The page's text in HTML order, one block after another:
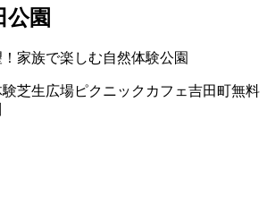
公園
家族で楽しむ自然体験公園
芝生広場ピクニック カフェ吉田町無料